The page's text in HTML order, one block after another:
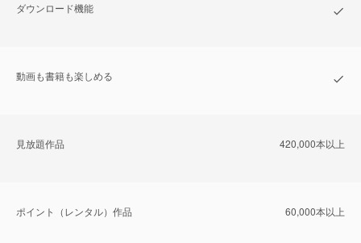
ダウンロード機能
動画も書籍も楽しめる
⾒放題作品 420,000本以上
ポイント（レンタル）作品 60,000本以上